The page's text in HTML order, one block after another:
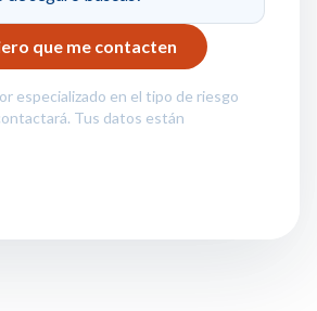
especializado en el tipo de riesgo
Tus datos están